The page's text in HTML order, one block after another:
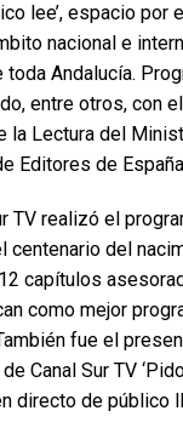
lee’, espacio por
nacional e
Andalucía.
entre otros, con
la Lectura del
Editores de
TV realizó el
centenario del
capítulos
como mejor
fue el
Canal Sur TV
directo de público